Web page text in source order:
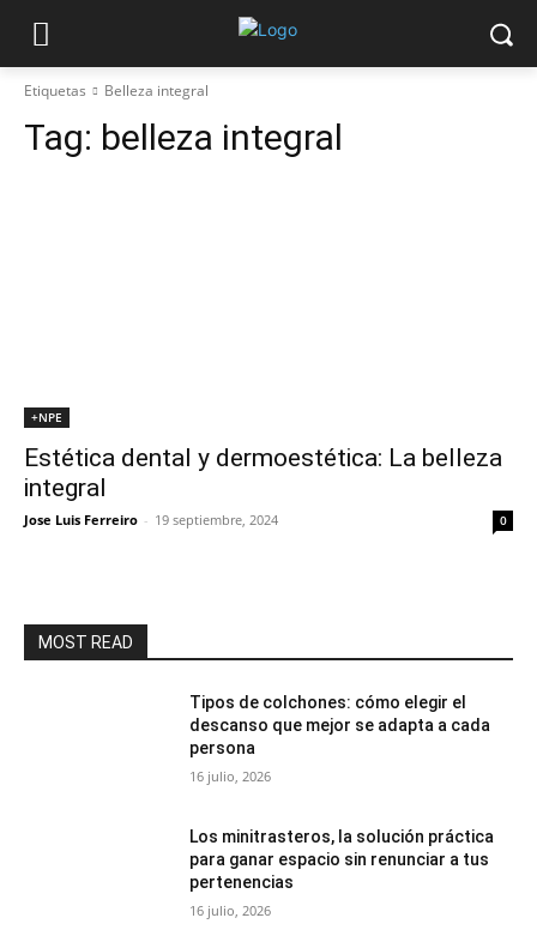
Etiquetas Belleza integral
Tag: belleza integral
+NPE
Estética dental y dermoestética: La belleza
integral
Jose Luis Ferreiro - 19 septiembre, 2024 0
MOST READ
Tipos de colchones: cómo elegir el
descanso que mejor se adapta a cada
persona
16 julio, 2026
Los minitrasteros, la solución práctica
para ganar espacio sin renunciar a tus
pertenencias
16 julio, 2026